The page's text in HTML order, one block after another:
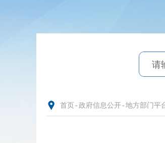
首页 - 政府信息公开- 地方部门平